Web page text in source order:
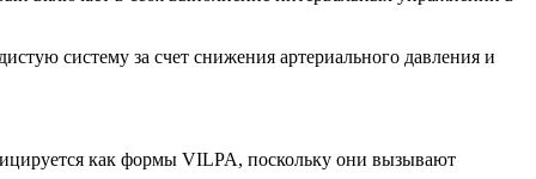
систему за счет снижения артериального давления и
как формы VILPA, поскольку они вызывают